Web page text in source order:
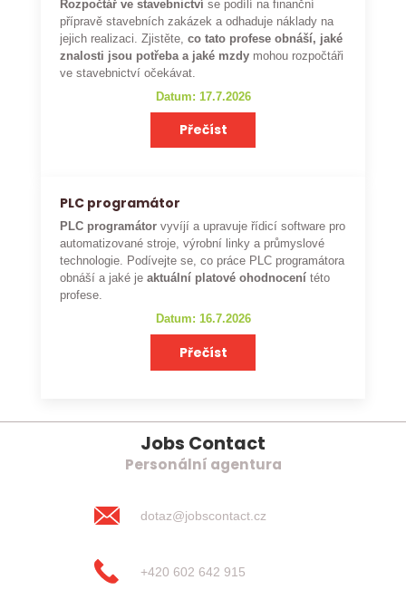
Rozpočtář ve stavebnictví se podílí na finanční
přípravě stavebních zakázek a odhaduje náklady na
jejich realizaci. Zjistěte,co tato profese obnáší, jaké
znalosti jsou potřeba a jaké mzdy mohou rozpočtáři
ve stavebnictví očekávat.
Datum: 17.7.2026
Přečíst
PLC programátor
PLC programátor vyvíjí a upravuje řídicí software pro
automatizované stroje, výrobní linky a průmyslové
technologie. Podívejte se, co práce PLC programátora
obnáší a jaké je aktuální platové ohodnocení této
profese.
Datum: 16.7.2026
Přečíst
Jobs Contact
Personální agentura
dotaz@jobscontact.cz
+420 602 642 915